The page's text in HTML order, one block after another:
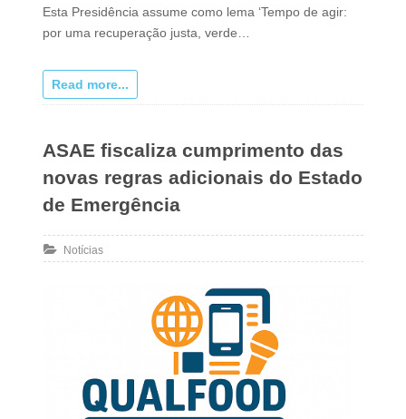
Esta Presidência assume como lema ‘Tempo de agir:
por uma recuperação justa, verde…
Read more...
ASAE fiscaliza cumprimento das
novas regras adicionais do Estado
de Emergência
Notícias